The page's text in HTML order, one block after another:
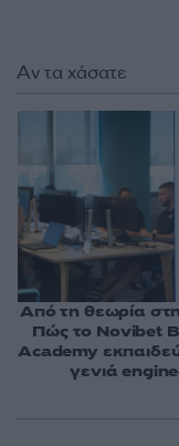
Αν τα χάσατε
Από τη θεωρία
Πώς το Novibet
Academy
γενιά